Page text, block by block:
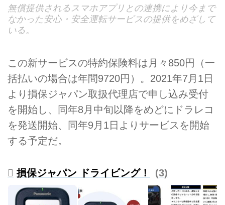
無償提供されるスマホアプリとの連携により今まで
なかった安心・安全運転サービスの提供をめざして
いる。
この新サービスの特約保険料は月々850円（一
括払いの場合は年間9720円）。2021年7月1日
より損保ジャパン取扱代理店で申し込み受付
を開始し、同年8月中旬以降をめどにドラレコ
を発送開始、同年9月1日よりサービスを開始
する予定だ。
損保ジャパン ドライビング！ 3